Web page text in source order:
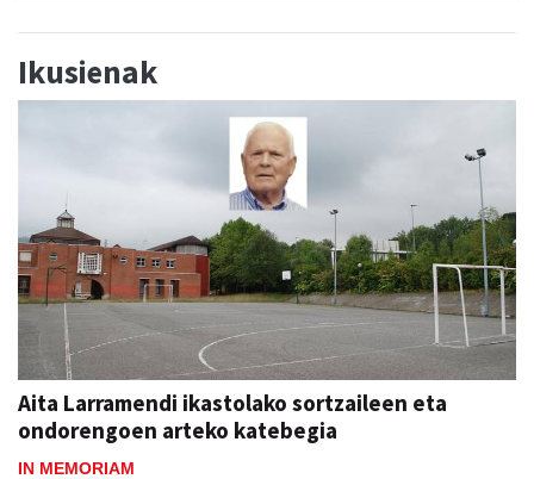
Ikusienak
Aita Larramendi ikastolako sortzaileen eta
ondorengoen arteko katebegia
IN MEMORIAM